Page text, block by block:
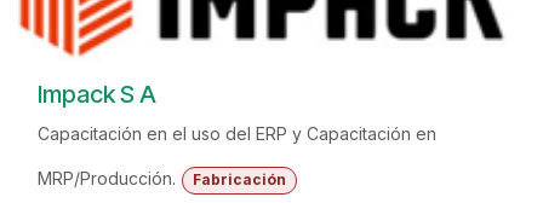
Impack S A
Capacitación en el uso del ERP y Capacitación en
MRP/Producción. Fabricación